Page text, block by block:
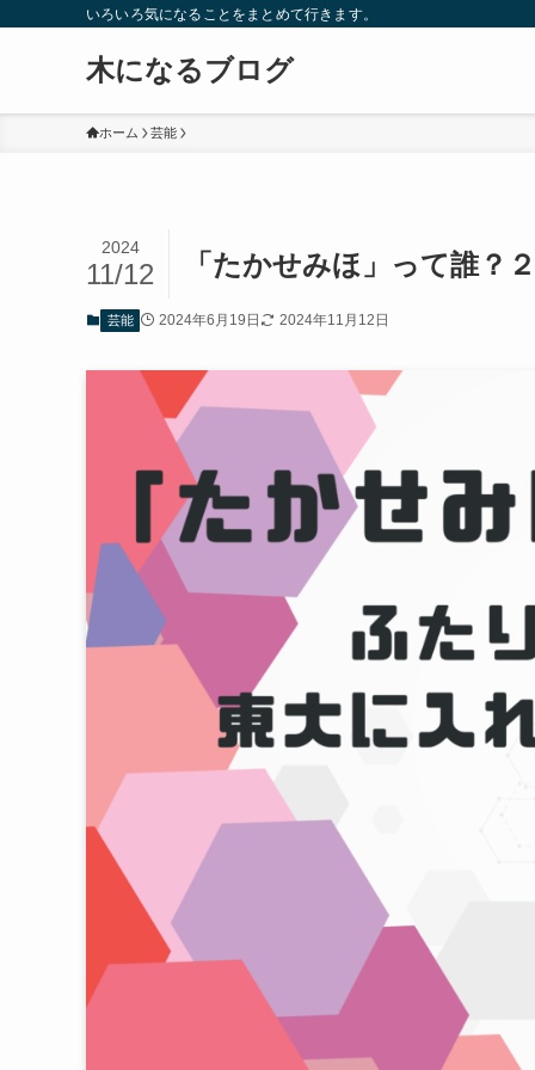
いろいろ気になることをまとめて行きます。
木になるブログ
ホーム 芸能
「たかせみほ」って誰？
2024
11/12
芸能 2024年6月19日 2024年11月12日